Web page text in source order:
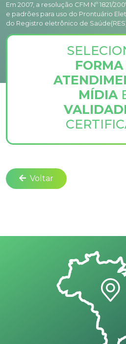
Em 2007, a resolução CFM Nº 1821/
e padrões para uso do Prontuário
do Registro eletrônico de
FORMA
MÍDIA
Voltar